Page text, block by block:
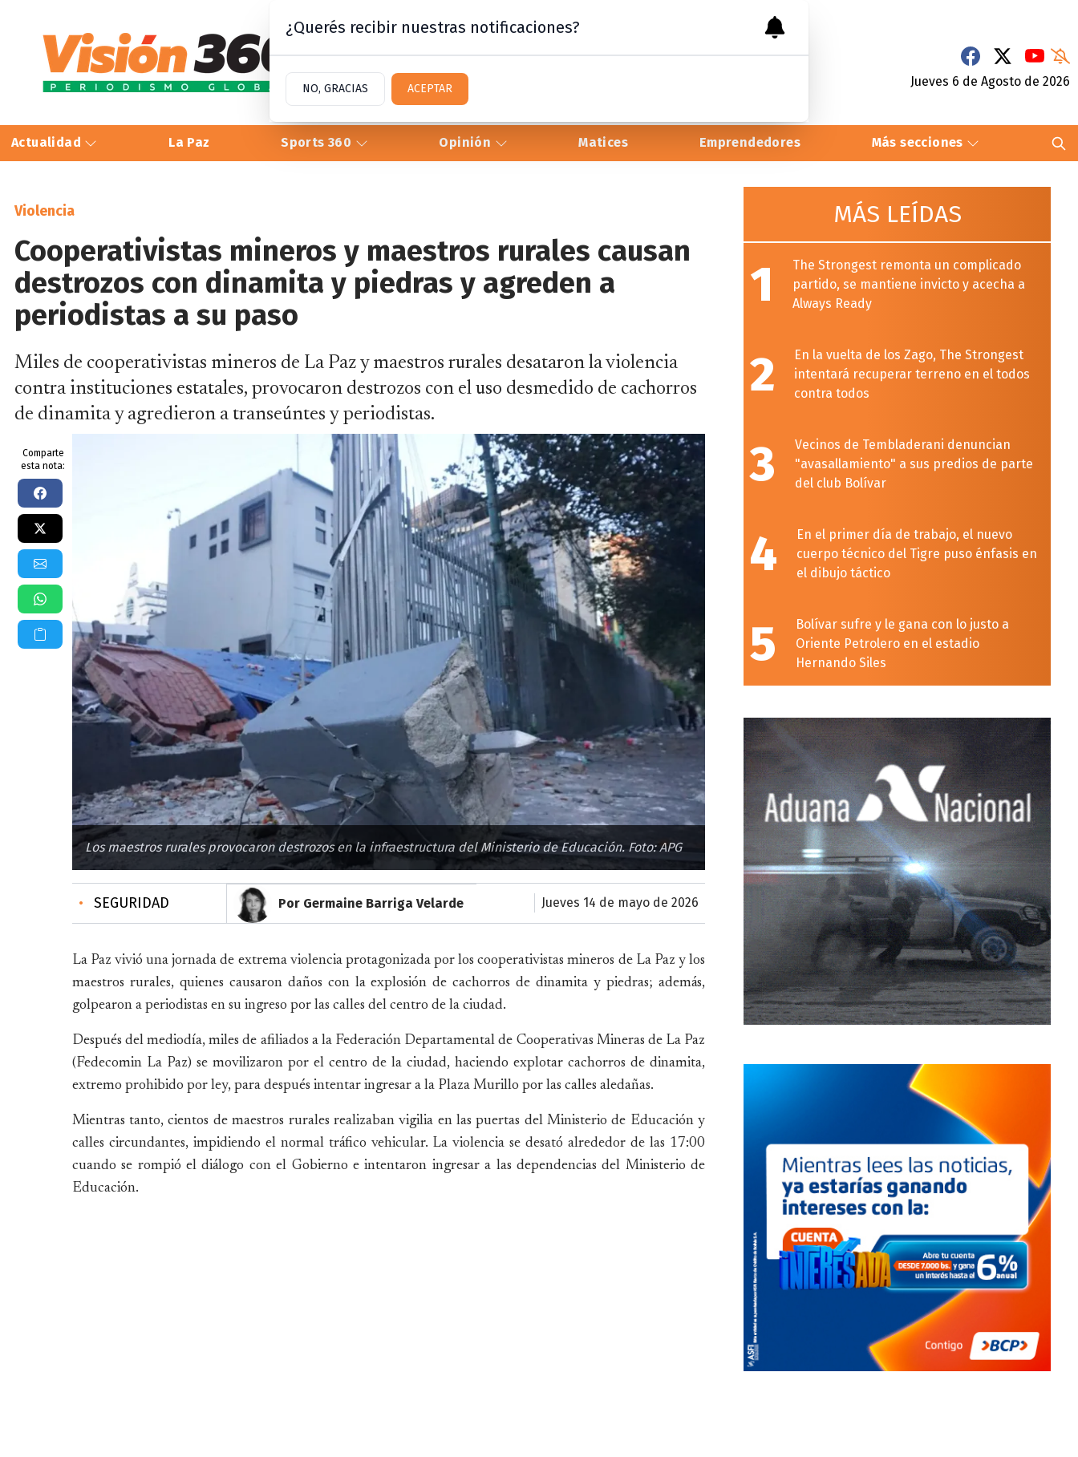
Jueves 6 de Agosto de 2026
Actualidad La Paz Sports 360 Opinión Matices Emprendedores Más secciones
Violencia
Cooperativistas mineros y maestros rurales causan
destrozos con dinamita y piedras y agreden a
periodistas a su paso
Miles de cooperativistas mineros de La Paz y maestros rurales desataron la violencia
contra instituciones estatales, provocaron destrozos con el uso desmedido de cachorros
de dinamita y agredieron a transeúntes y periodistas.
Comparte
esta nota:
Los maestros rurales provocaron destrozos en la infraestructura del Ministerio de Educación. Foto: APG
• SEGURIDAD Por Germaine Barriga Velarde jueves 14 de mayo de 2026
La Paz vivió una jornada de extrema violencia protagonizada por los cooperativistas mineros de La Paz y los
maestros rurales, quienes causaron daños con la explosión de cachorros de dinamita y piedras; además,
golpearon a periodistas en su ingreso por las calles del centro de la ciudad.
Después del mediodía, miles de afiliados a la Federación Departamental de Cooperativas Mineras de La Paz
(Fedecomin La Paz) se movilizaron por el centro de la ciudad, haciendo explotar cachorros de dinamita,
extremo prohibido por ley, para después intentar ingresar a la Plaza Murillo por las calles aledañas.
Mientras tanto, cientos de maestros rurales realizaban vigilia en las puertas del Ministerio de Educación y
calles circundantes, impidiendo el normal tráfico vehicular. La violencia se desató alrededor de las 17:00
cuando se rompió el diálogo con el Gobierno e intentaron ingresar a las dependencias del Ministerio de
Educación.
MÁS LEÍDAS
1
The Strongest remonta un complicado
partido, se mantiene invicto y acecha a
Always Ready
2
En la vuelta de los Zago, The Strongest
intentará recuperar terreno en el todos
contra todos
3
Vecinos de Tembladerani denuncian
"avasallamiento" a sus predios de parte
del club Bolívar
4
En el primer día de trabajo, el nuevo
cuerpo técnico del Tigre puso énfasis en
el dibujo táctico
5
Bolívar sufre y le gana con lo justo a
Oriente Petrolero en el estadio
Hernando Siles
¿Querés recibir nuestras notificaciones?
NO, GRACIAS ACEPTAR